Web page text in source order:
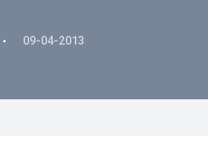
09-04-2013